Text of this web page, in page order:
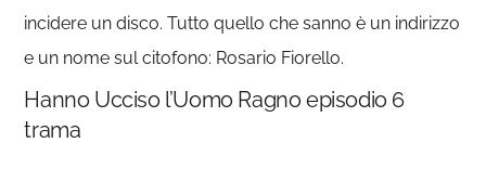
incidere un disco. Tutto quello che sanno è un indirizzo
e un nome sul citofono: Rosario Fiorello.
Hanno Ucciso l’Uomo Ragno episodio 6
trama